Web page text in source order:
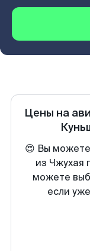
Цены на
😍 Вы
из Чжухая
можете
если